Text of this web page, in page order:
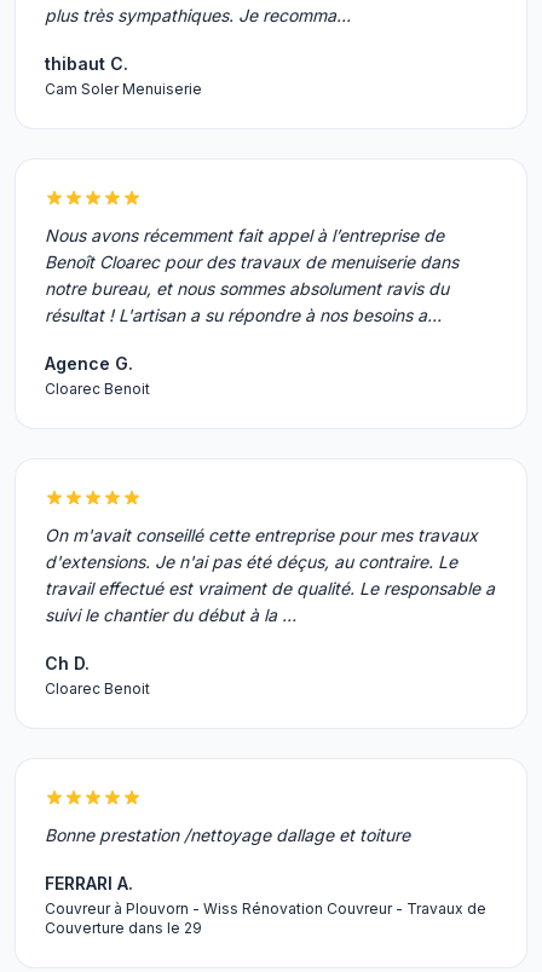
plus très sympathiques. Je recomma…
thibaut C.
Cam Soler Menuiserie
Nous avons récemment fait appel à l’entreprise de
Benoît Cloarec pour des travaux de menuiserie dans
notre bureau, et nous sommes absolument ravis du
résultat ! L'artisan a su répondre à nos besoins a…
Agence G.
Cloarec Benoit
On m'avait conseillé cette entreprise pour mes travaux
d'extensions. Je n'ai pas été déçus, au contraire. Le
travail effectué est vraiment de qualité. Le responsable a
suivi le chantier du début à la …
Ch D.
Cloarec Benoit
Bonne prestation /nettoyage dallage et toiture
FERRARI A.
Couvreur à Plouvorn - Wiss Rénovation Couvreur - Travaux de
Couverture dans le 29